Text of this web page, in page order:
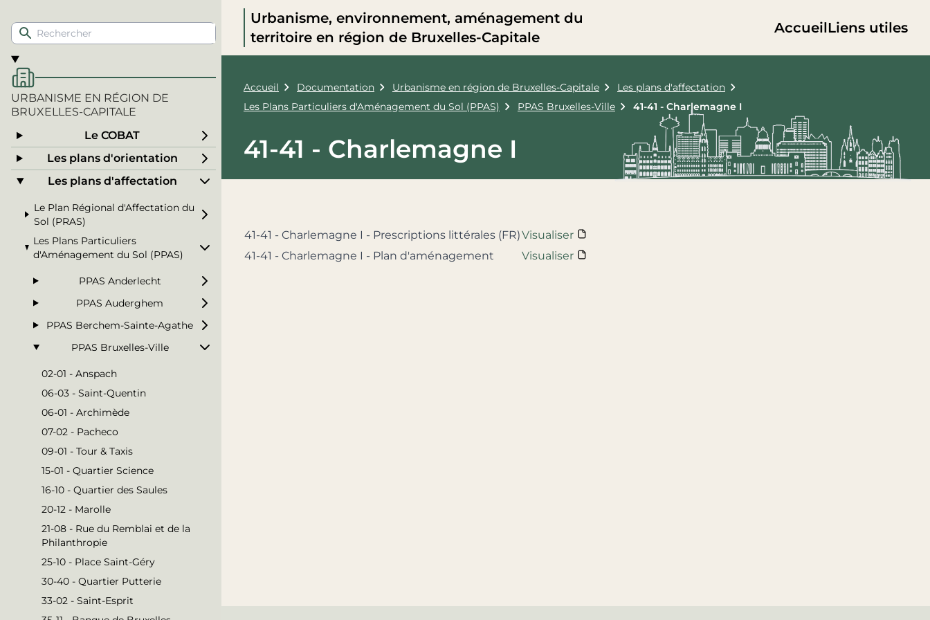
Urbanisme, environnement, aménagement du
territoire en région de Bruxelles-Capitale
AccueilLiens utiles
URBANISME EN RÉGION DE
BRUXELLES-CAPITALE
Le COBAT
Les plans d'orientation
Les plans d'affectation
Le Plan Régional d'Affectation du
Sol (PRAS)
Les Plans Particuliers
d'Aménagement du Sol (PPAS)
PPAS Anderlecht
PPAS Auderghem
PPAS Berchem-Sainte-Agathe
PPAS Bruxelles-Ville
02-01 - Anspach
06-03 - Saint-Quentin
06-01 - Archimède
07-02 - Pacheco
09-01 - Tour & Taxis
15-01 - Quartier Science
16-10 - Quartier des Saules
20-12 - Marolle
21-08 - Rue du Remblai et de la
Philanthropie
25-10 - Place Saint-Géry
30-40 - Quartier Putterie
33-02 - Saint-Esprit
Accueil Documentation Urbanisme en région de Bruxelles-Capitale
Les plans d'affectation
Les Plans Particuliers d'Aménagement du Sol (PPAS)
PPAS Bruxelles-Ville 41-41 - Charlemagne I
41-41 - Charlemagne I
41-41 - Charlemagne I - Prescriptions littérales (FR)Visualiser
41-41 - Charlemagne I - Plan d'aménagement
Visualiser